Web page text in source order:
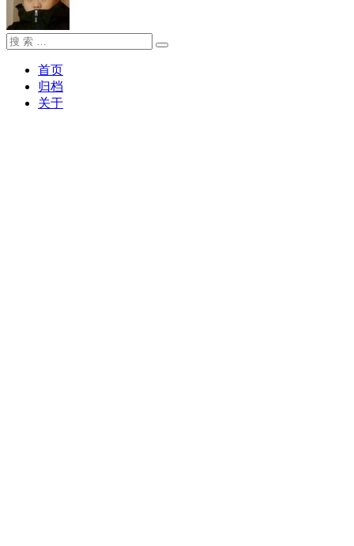
搜
搜
首页
归档
关于